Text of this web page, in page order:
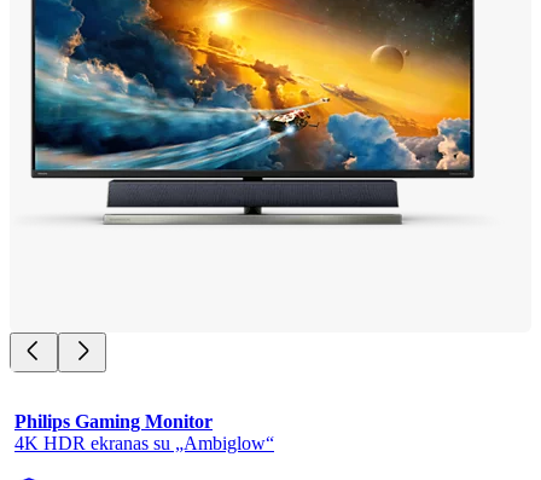
Philips Gaming Monitor
4K HDR ekranas su „Ambiglow“